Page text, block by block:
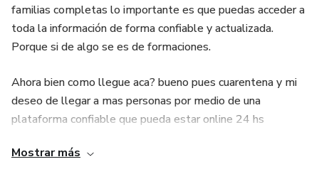
familias completas lo importante es que puedas acceder a
toda la información de forma confiable y actualizada.
Porque si de algo se es de formaciones.
Ahora bien como llegue aca? bueno pues cuarentena y mi
deseo de llegar a mas personas por medio de una
plataforma confiable que pueda estar online 24 hs
Bueno sin mas espera te dejo mis datos de contacto no
Mostrar más